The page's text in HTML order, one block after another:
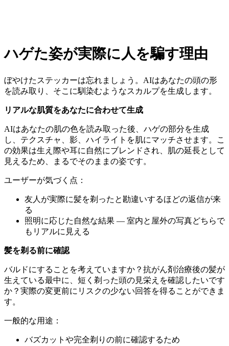
ハゲた姿が実際に人を騙す理由
ぼやけたステッカーは忘れましょう。AIはあなたの頭の形
を読み取り、そこに馴染むようなスカルプを生成します。
リアルな肌質をあなたに合わせて生成
AIはあなたの肌の色を読み取った後、ハゲの部分を生成
し、テクスチャ、影、ハイライトを肌にマッチさせます。こ
の効果は生え際や耳に自然にブレンドされ、肌の延長として
見えるため、まるでそのままの姿です。
ユーザーが気づく点：
友人が実際に髪を剃ったと勘違いするほどの返信が来
る
照明に応じた自然な結果 — 室内と屋外の写真どちらで
もリアルに見える
髪を剃る前に確認
バルドにすることを考えていますか？抗がん剤治療後の髪が
生えている最中に、短く剃った頭の見栄えを確認したいです
か？実際の変更前にリスクの少ない回答を得ることができま
す。
一般的な用途：
バズカットや完全剃りの前に確認するため